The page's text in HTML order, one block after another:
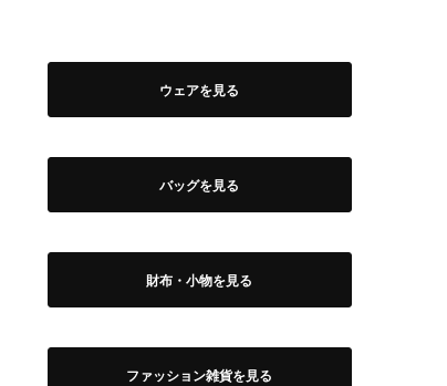
ウェアを見る
バッグを見る
財布・小物を見る
ファッション雑貨を見る